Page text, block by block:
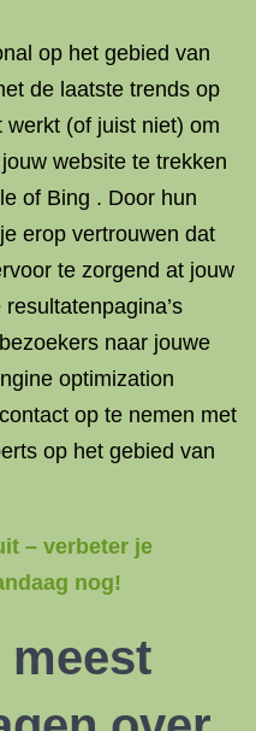
op het gebied van
de laatste trends op
(of juist niet) om
website te trekken
of Bing . Door hun
erop vertrouwen dat
te zorgend at jouw
naar jouwe
optimization
op te nemen met
op het gebied van
– verbeter je
nog!
meest